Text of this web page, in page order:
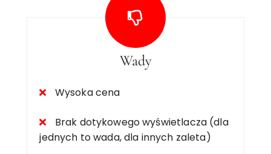
Wady
Wysoka cena
Brak dotykowego wyświetlacza (dla
jednych to wada, dla innych zaleta)